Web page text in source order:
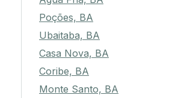
Poções, BA
Ubaitaba, BA
Casa Nova, BA
Coribe, BA
Monte Santo, BA